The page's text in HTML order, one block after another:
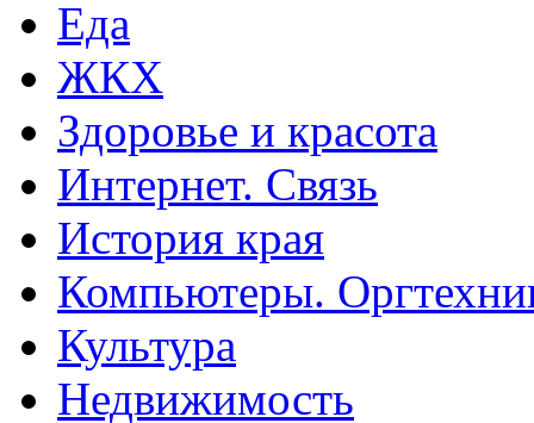
Еда
ЖКХ
Здоровье и красота
Интернет. Связь
История края
Компьютеры.
Культура
Недвижимость